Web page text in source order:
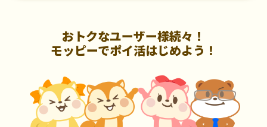
おトクなユーザー様続々！
モッピーでポイ活はじめよう！